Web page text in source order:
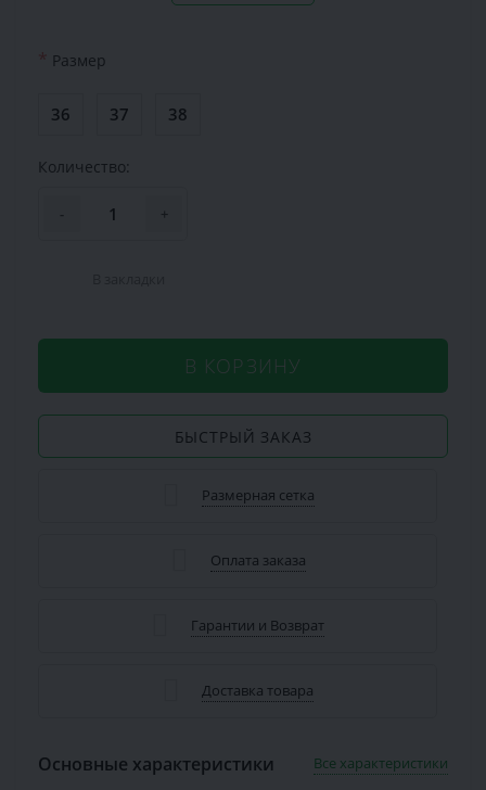
* Размер
36 37 38
Количество:
- +
В КОРЗИНУ
БЫСТРЫЙ ЗАКАЗ
Размерная сетка
Оплата заказа
Гарантии и Возврат
Доставка товара
Основные характеристики
Все характеристики